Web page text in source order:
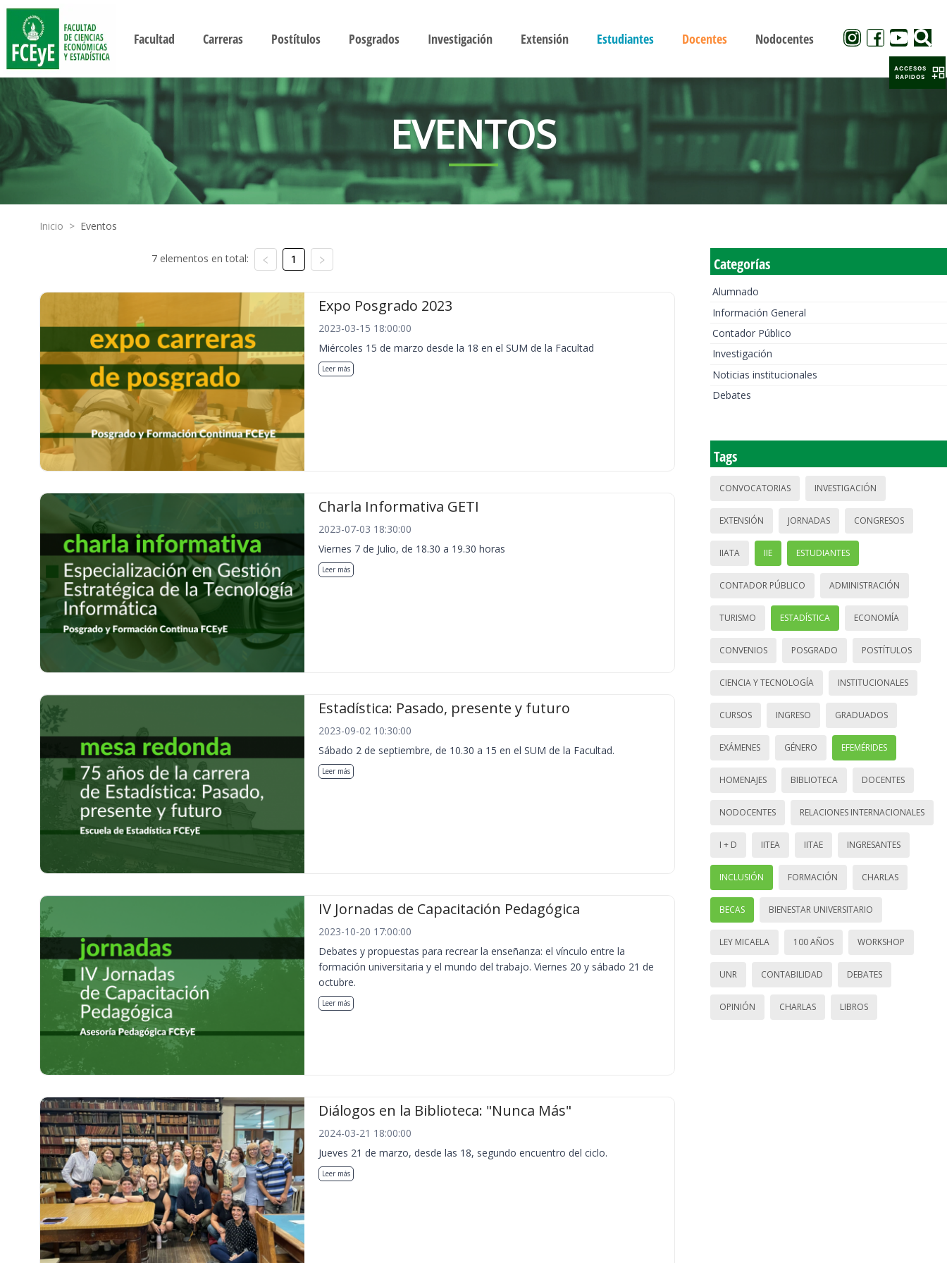
Facultad Carreras Postítulos Posgrados Investigación Extensión Estudiantes Docentes Nodocentes
EVENTOS
Inicio > Eventos
7 elementos en total: 1
Expo Posgrado 2023
2023-03-15 18:00:00
Miércoles 15 de marzo desde la 18 en el SUM de la Facultad
Leer más
Charla Informativa GETI
2023-07-03 18:30:00
Viernes 7 de Julio, de 18.30 a 19.30 horas
Leer más
Estadística: Pasado, presente y futuro
2023-09-02 10:30:00
Sábado 2 de septiembre, de 10.30 a 15 en el SUM de la Facultad.
Leer más
IV Jornadas de Capacitación Pedagógica
2023-10-20 17:00:00
Debates y propuestas para recrear la enseñanza: el vínculo entre la
formación universitaria y el mundo del trabajo. Viernes 20 y sábado 21 de
octubre.
Leer más
Diálogos en la Biblioteca: "Nunca Más"
2024-03-21 18:00:00
Jueves 21 de marzo, desde las 18, segundo encuentro del ciclo.
Leer más
Categorías
Alumnado
Información General
Contador Público
Investigación
Noticias institucionales
Debates
Tags
CONVOCATORIAS INVESTIGACIÓN
EXTENSIÓN JORNADAS CONGRESOS
IIATA IIE ESTUDIANTES
CONTADOR PÚBLICO ADMINISTRACIÓN
TURISMO ESTADÍSTICA ECONOMÍA
CONVENIOS POSGRADO POSTÍTULOS
CIENCIA Y TECNOLOGÍA INSTITUCIONALES
CURSOS INGRESO GRADUADOS
EXÁMENES GÉNERO EFEMÉRIDES
HOMENAJES BIBLIOTECA DOCENTES
NODOCENTES RELACIONES INTERNACIONALES
I + D IITEA IITAE INGRESANTES
INCLUSIÓN FORMACIÓN CHARLAS
BECAS BIENESTAR UNIVERSITARIO
LEY MICAELA 100 AÑOS WORKSHOP
UNR CONTABILIDAD DEBATES
OPINIÓN CHARLAS LIBROS
ACCESOS
RAPIDOS